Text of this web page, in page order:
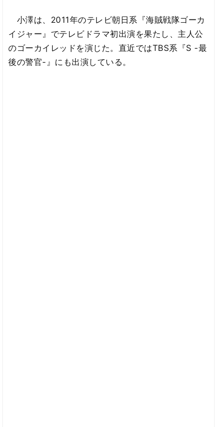
小澤は、2011年のテレビ朝日系『海賊戦隊ゴーカ
イジャー』でテレビドラマ初出演を果たし、主人公
のゴーカイレッドを演じた。直近ではTBS系『S -最
後の警官-』にも出演している。